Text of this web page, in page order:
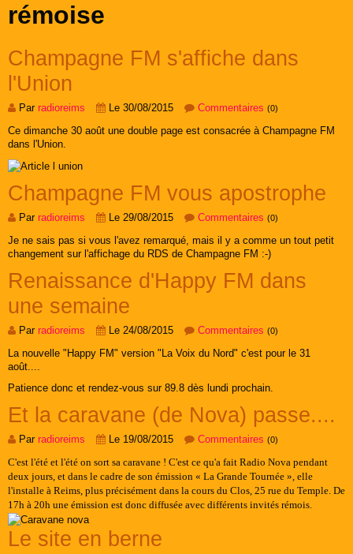
rémoise
Champagne FM s'affiche dans
l'Union
Par radioreims Le 30/08/2015 Commentaires (0)
Ce dimanche 30 août une double page est consacrée à Champagne FM
dans l'Union.
Champagne FM vous apostrophe
Par radioreims Le 29/08/2015 Commentaires (0)
Je ne sais pas si vous l'avez remarqué, mais il y a comme un tout petit
changement sur l'affichage du RDS de Champagne FM :-)
Renaissance d'Happy FM dans
une semaine
Par radioreims Le 24/08/2015 Commentaires (0)
La nouvelle "Happy FM" version "La Voix du Nord" c'est pour le 31
août....
Patience donc et rendez-vous sur 89.8 dès lundi prochain.
Et la caravane (de Nova) passe....
Par radioreims Le 19/08/2015 Commentaires (0)
C'est l'été et l'été on sort sa caravane ! C'est ce qu'a fait Radio Nova pendant
deux jours, et dans le cadre de son émission « La Grande Tournée », elle
l'installe à Reims, plus précisément dans la cours du Clos, 25 rue du Temple. De
17h à 20h une émission est donc diffusée avec différents invités rémois.
Le site en berne